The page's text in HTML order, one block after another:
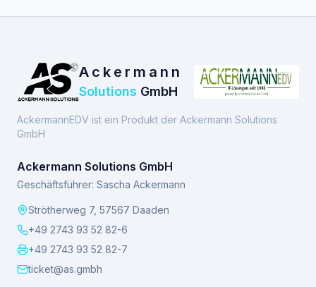
Ackermann
Solutions GmbH
AckermannEDV ist ein Produkt der Ackermann Solutions
GmbH
Ackermann Solutions GmbH
Geschäftsführer: Sascha Ackermann
Strötherweg 7, 57567 Daaden
+49 2743 93 52 82-6
+49 2743 93 52 82-7
ticket@as.gmbh